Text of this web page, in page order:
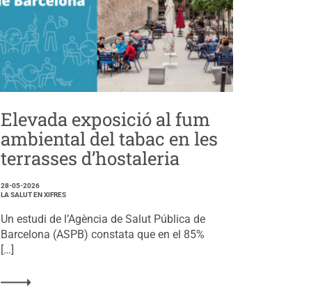
Elevada exposició al fum
ambiental del tabac en les
terrasses d’hostaleria
28-05-2026
LA SALUT EN XIFRES
Un estudi de l’Agència de Salut Pública de
Barcelona (ASPB) constata que en el 85%
[…]